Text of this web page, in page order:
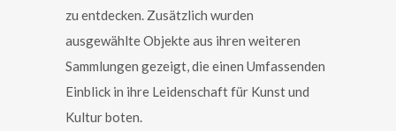
zu entdecken. Zusätzlich wurden
ausgewählte Objekte aus ihren weiteren
Sammlungen gezeigt, die einen Umfassenden
Einblick in ihre Leidenschaft für Kunst und
Kultur boten.